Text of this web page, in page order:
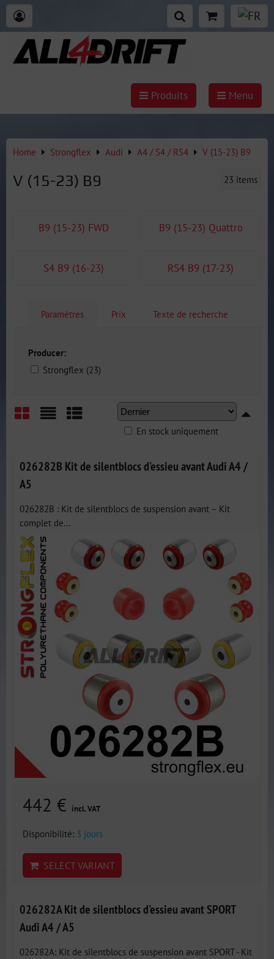
Produits Menu
Home Strongflex Audi A4 / S4 / RS4 V (15-23) B9
V (15-23) B9 23 items
B9 (15-23) FWD B9 (15-23) Quattro
S4 B9 (16-23) RS4 B9 (17-23)
Paramètres Prix Texte de recherche
Producer:
Strongflex (23)
En stock uniquement
026282B Kit de silentblocs d'essieu avant Audi A4 /
A5
026282B : Kit de silentblocs de suspension avant – Kit
complet de...
442 € incl. VAT
Disponibilité: 3 jours
SELECT VARIANT
026282A Kit de silentblocs d'essieu avant SPORT
Audi A4 / A5
026282A: Kit de silentblocs de suspension avant SPORT - Kit